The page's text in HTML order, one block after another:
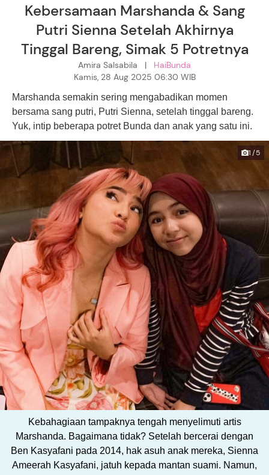
Kebersamaan Marshanda & Sang
Putri Sienna Setelah Akhirnya
Tinggal Bareng, Simak 5 Potretnya
Amira Salsabila | HaiBunda
Kamis, 28 Aug 2025 06:30 WIB
Marshanda semakin sering mengabadikan momen
bersama sang putri, Putri Sienna, setelah tinggal bareng.
Yuk, intip beberapa potret Bunda dan anak yang satu ini.
1/5
Kebahagiaan tampaknya tengah menyelimuti artis
Marshanda. Bagaimana tidak? Setelah bercerai dengan
Ben Kasyafani pada 2014, hak asuh anak mereka, Sienna
Ameerah Kasyafani, jatuh kepada mantan suami. Namun,